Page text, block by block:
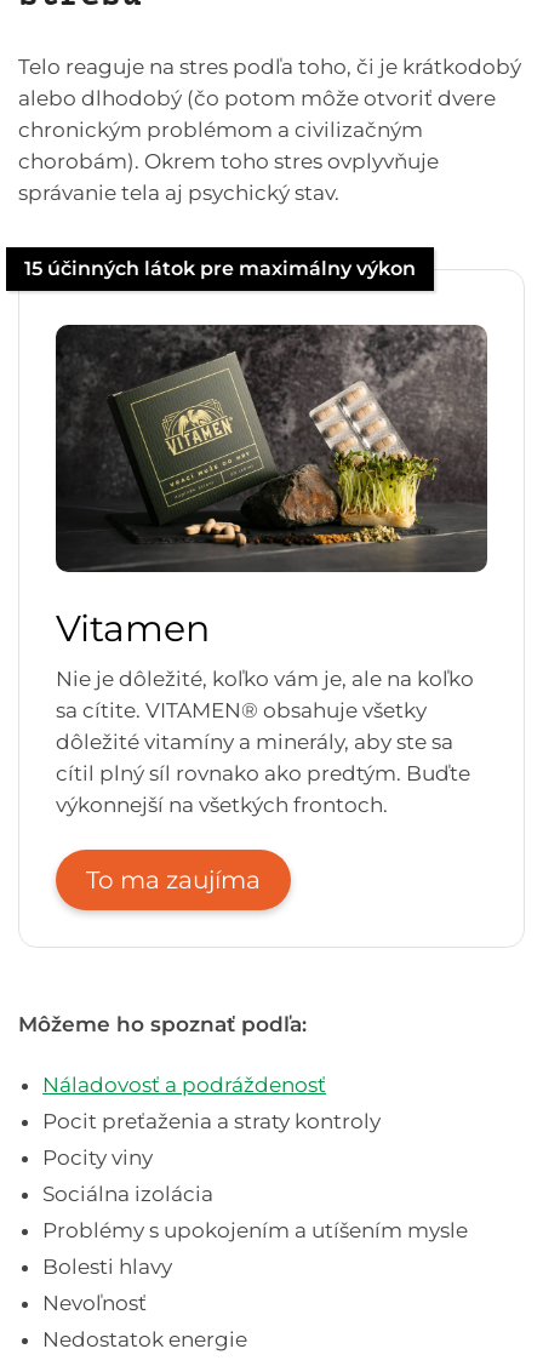
Telo reaguje na stres podľa toho, či je krátkodobý
alebo dlhodobý (čo potom môže otvoriť dvere
chronickým problémom a civilizačným
chorobám). Okrem toho stres ovplyvňuje
správanie tela aj psychický stav.
15 účinných látok pre maximálny výkon
Vitamen
Nie je dôležité, koľko vám je, ale na koľko
sa cítite. VITAMEN® obsahuje všetky
dôležité vitamíny a minerály, aby ste sa
cítil plný síl rovnako ako predtým. Buďte
výkonnejší na všetkých frontoch.
To ma zaujíma
Môžeme ho spoznať podľa:
Náladovosť a podráždenosť
Pocit preťaženia a straty kontroly
Pocity viny
Sociálna izolácia
Problémy s upokojením a utíšením mysle
Bolesti hlavy
Nevoľnosť
Nedostatok energie